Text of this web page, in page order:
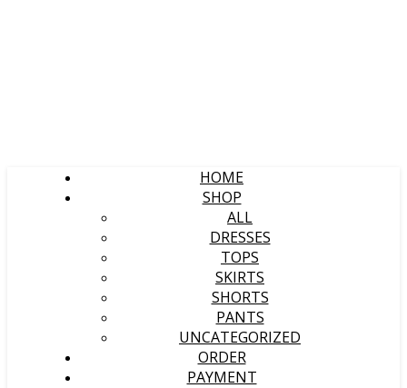
HOME
SHOP
ALL
DRESSES
TOPS
SKIRTS
SHORTS
PANTS
UNCATEGORIZED
ORDER
PAYMENT